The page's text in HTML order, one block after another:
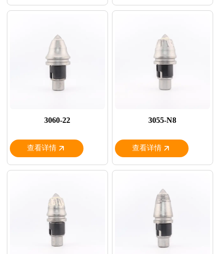
3060-22
查看详情
3055-N8
查看详情